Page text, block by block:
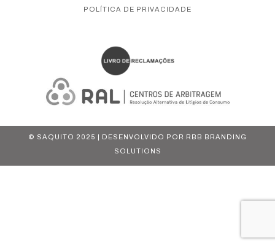
POLÍTICA DE PRIVACIDADE
© SAQUITO 2025 | DESENVOLVIDO POR RBB BRANDING
SOLUTIONS